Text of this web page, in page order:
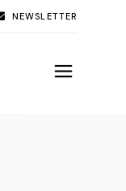
NEWSLETTER